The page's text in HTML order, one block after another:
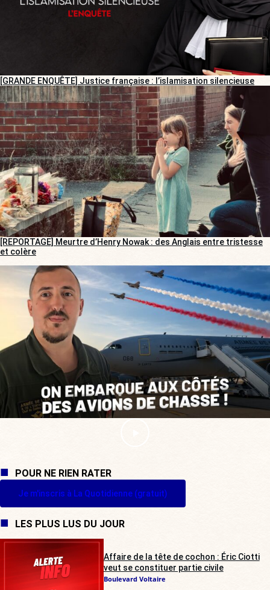
[GRANDE ENQUÊTE] Justice française : l’islamisation silencieuse
[REPORTAGE] Meurtre d’Henry Nowak : des Anglais entre tristesse
et colère
POUR NE RIEN RATER
Je m'inscris à La Quotidienne (gratuit)
LES PLUS LUS DU JOUR
Affaire de la tête de cochon : Éric Ciotti
veut se constituer partie civile
Boulevard Voltaire